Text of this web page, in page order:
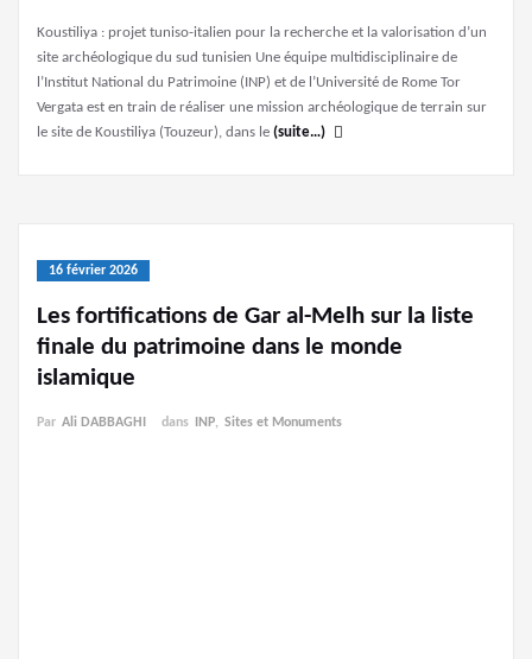
Koustiliya : projet tuniso-italien pour la recherche et la valorisation d’un
site archéologique du sud tunisien Une équipe multidisciplinaire de
l’Institut National du Patrimoine (INP) et de l’Université de Rome Tor
Vergata est en train de réaliser une mission archéologique de terrain sur
le site de Koustiliya (Touzeur), dans le (suite…)
16 février 2026
Les fortifications de Gar al-Melh sur la liste
finale du patrimoine dans le monde
islamique
Par Ali DABBAGHI dans INP, Sites et Monuments